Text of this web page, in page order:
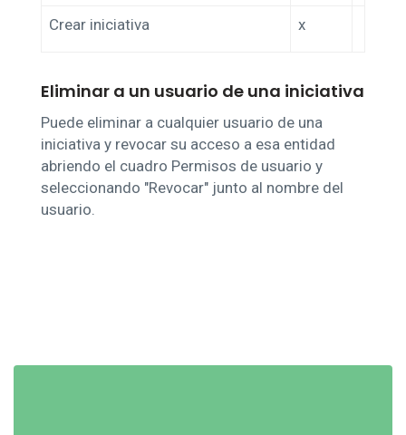
Crear iniciativa x
Eliminar a un usuario de una iniciativa
Puede eliminar a cualquier usuario de una
iniciativa y revocar su acceso a esa entidad
abriendo el cuadro Permisos de usuario y
seleccionando "Revocar" junto al nombre del
usuario.